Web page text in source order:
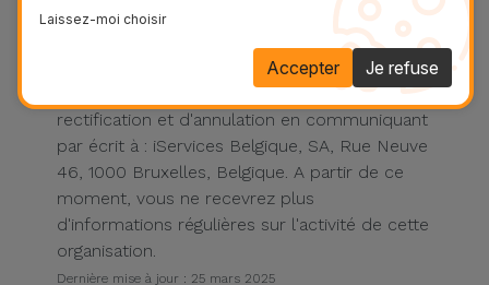
données personnelles. Conformément aux
dispositions de la loi sur la protection des
données personnelles, les visiteurs peuvent à
tout moment exercer leur droit d'accès, de
rectification et d'annulation en communiquant
par écrit à : iServices Belgique, SA, Rue Neuve
46, 1000 Bruxelles, Belgique. A partir de ce
moment, vous ne recevrez plus
d'informations régulières sur l'activité de cette
organisation.
Dernière mise à jour : 25 mars 2025
Laissez-moi choisir
Je refuse
Accepter